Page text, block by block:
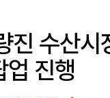
진 수산
업 진행